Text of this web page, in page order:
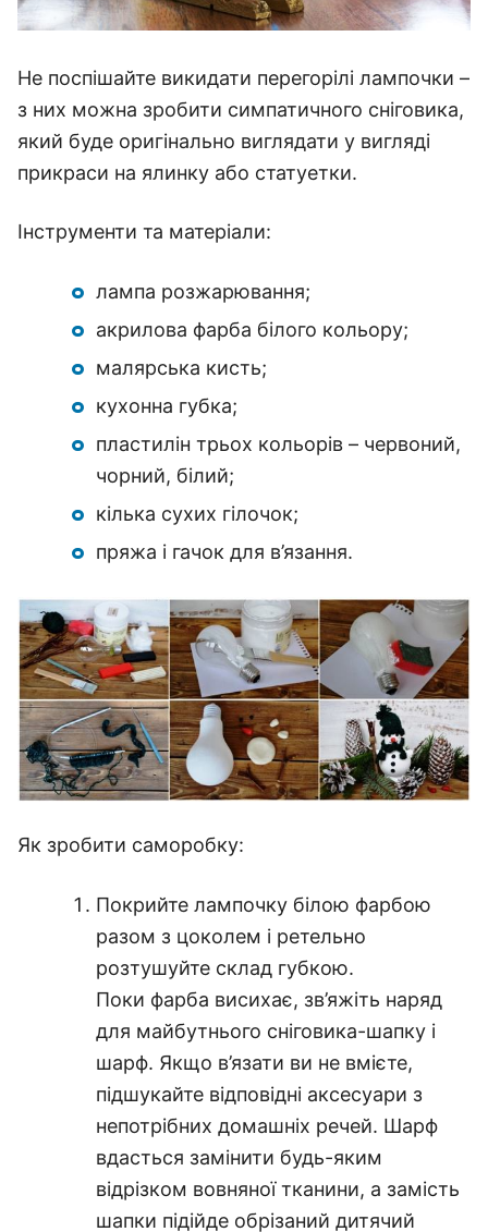
Не поспішайте викидати перегорілі лампочки –
з них можна зробити симпатичного сніговика,
який буде оригінально виглядати у вигляді
прикраси на ялинку або статуетки.
Інструменти та матеріали:
лампа розжарювання;
акрилова фарба білого кольору;
малярська кисть;
кухонна губка;
пластилін трьох кольорів – червоний,
чорний, білий;
кілька сухих гілочок;
пряжа і гачок для в’язання.
Як зробити саморобку:
Покрийте лампочку білою фарбою
разом з цоколем і ретельно
розтушуйте склад губкою.
Поки фарба висихає, зв’яжіть наряд
для майбутнього сніговика-шапку і
шарф. Якщо в’язати ви не вмієте,
підшукайте відповідні аксесуари з
непотрібних домашніх речей. Шарф
вдасться замінити будь-яким
відрізком вовняної тканини, а замість
шапки підійде обрізаний дитячий